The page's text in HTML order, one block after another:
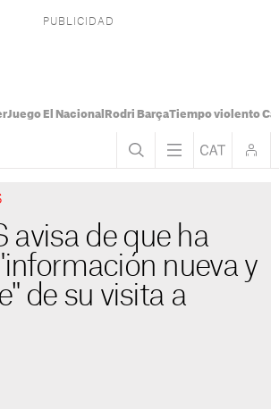
Juego El Nacional Rodri BarçaTiempo violento
avisa de que ha
nueva y
de su visita a